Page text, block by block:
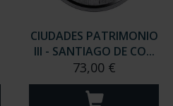
CIUDADES PATRIMONIO
III - SANTIAGO DE CO...
73,00 €